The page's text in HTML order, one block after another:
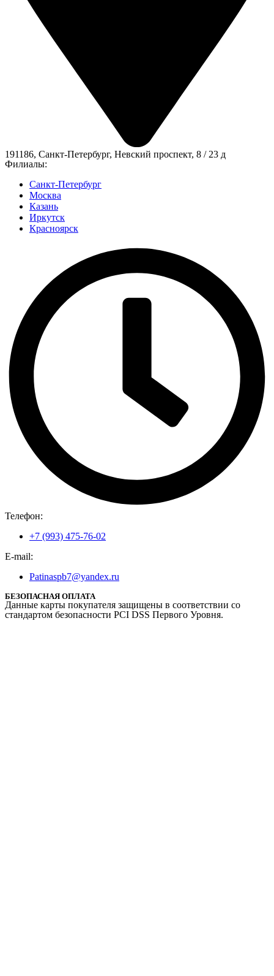
191186, Санкт-Петербург, Невский проспект, 8 / 23 д
Филиалы:
Санкт-Петербург
Москва
Казань
Иркутск
Красноярск
Телефон:
+7 (993) 475-76-02
E-mail:
Patinaspb7@yandex.ru
БЕЗОПАСНАЯ ОПЛАТА
Данные карты покупателя защищены в соответствии со
стандартом безопасности PCI DSS Первого Уровня.